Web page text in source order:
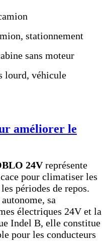
stationnement
sans moteur
lourd, véhicule
améliorer le
24Vreprésente
pour climatiser les
périodes de repos.
sa
électriques 24V et la
Indel B, elle constitue
pour les conducteurs